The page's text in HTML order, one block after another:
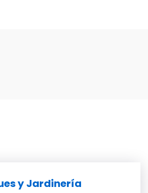
y Jardinería